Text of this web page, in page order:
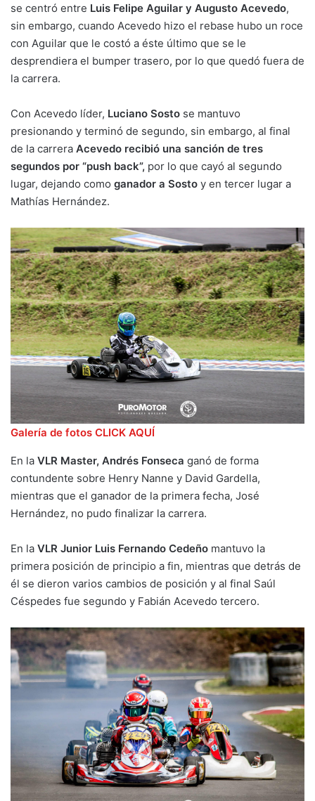
se centró entre Luis Felipe Aguilar y Augusto Acevedo,
sin embargo, cuando Acevedo hizo el rebase hubo un roce
con Aguilar que le costó a éste último que se le
desprendiera el bumper trasero, por lo que quedó fuera de
la carrera.
Con Acevedo líder, Luciano Sosto se mantuvo
presionando y terminó de segundo, sin embargo, al final
de la carrera Acevedo recibió una sanción de tres
segundos por “push back”, por lo que cayó al segundo
lugar, dejando como ganador a Sosto y en tercer lugar a
Mathías Hernández.
Galería de fotos CLICK AQUÍ
En la VLR Master, Andrés Fonseca ganó de forma
contundente sobre Henry Nanne y David Gardella,
mientras que el ganador de la primera fecha, José
Hernández, no pudo finalizar la carrera.
En la VLR Junior Luis Fernando Cedeño mantuvo la
primera posición de principio a fin, mientras que detrás de
él se dieron varios cambios de posición y al final Saúl
Céspedes fue segundo y Fabián Acevedo tercero.